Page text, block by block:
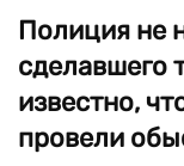
Полиция не
сделавшего
известно,
провели